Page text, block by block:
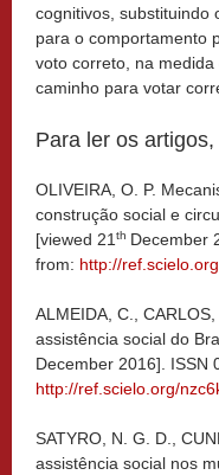
cognitivos, substituindo
para o comportamento
voto correto, na
caminho para votar
Para ler os
OLIVEIRA, O. P.
construção social e
[viewed 21 th December
from: http://
ALMEIDA, C.,
assistência social do
December 2016]. ISSN
http://ref.scielo.org/
SATYRO, N. G. D.,
assistência social nos